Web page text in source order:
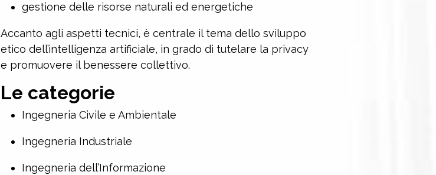
gestione delle risorse naturali ed energetiche
Accanto agli aspetti tecnici, è centrale il tema dello sviluppo
etico dell’intelligenza artificiale, in grado di tutelare la privacy
e promuovere il benessere collettivo.
Le categorie
Ingegneria Civile e Ambientale
Ingegneria Industriale
Ingegneria dell’Informazione